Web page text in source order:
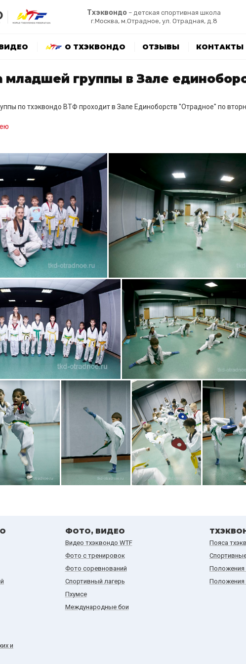
Тхэквондо – детская спортивная школа
г.Москва, м.Отрадное, ул. Отрадная, д.8
О ТХЭКВОНДО ОТЗЫВЫ КОНТАКТЫ
младшей группы в Зале
по тхэквондо ВТФ проходит в Зале Единоборств "Отрадное" по
и
ФОТО, ВИДЕО
Видео тхэквондо WTF
Фото с тренировок
Фото соревнований
Спортивный лагерь
Пхумсе
Международные бои
Пояса
Положения
Положения